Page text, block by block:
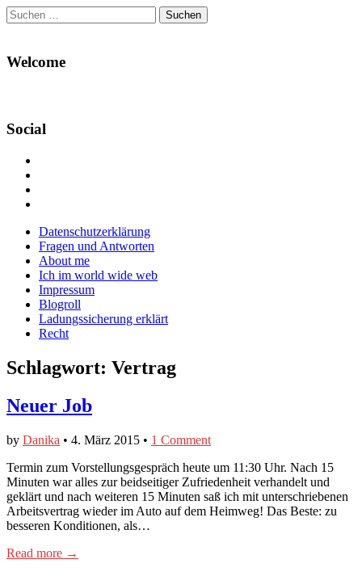
Suchen
nach:
Welcome
Social
Facebook
anzeigen
Twitter
anzeigen
auf
Instagram
anzeigen
Main
menu
Skip
content
Datenschutzerklärung
Fragen und Antworten
About me
Ich im world wide web
Impressum
Blogroll
Ladungssicherung erklärt
Recht
Schlagwort: Vertrag
Neuer Job
by Danika • 4. März 2015 • 1 Comment
Termin zum Vorstellungsgespräch heute um 11:30 Uhr. Nach 15
Minuten war alles zur beidseitiger Zufriedenheit verhandelt und
geklärt und nach weiteren 15 Minuten saß ich mit unterschriebenen
Arbeitsvertrag wieder im Auto auf dem Heimweg! Das Beste: zu
besseren Konditionen, als…
Read more →